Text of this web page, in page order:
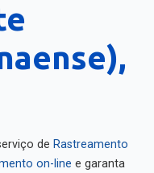
de Rastreamento
on-line e garanta